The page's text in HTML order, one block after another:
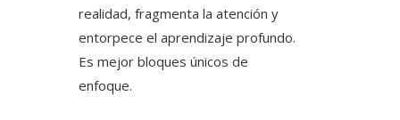
realidad, fragmenta la atención y
entorpece el aprendizaje profundo.
Es mejor bloques únicos de
enfoque.